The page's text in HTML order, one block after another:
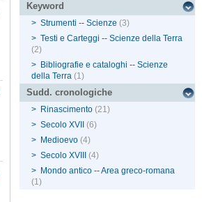
Keyword
> Strumenti -- Scienze (3)
> Testi e Carteggi -- Scienze della Terra
(2)
> Bibliografie e cataloghi -- Scienze
della Terra (1)
Sudd. cronologiche
> Rinascimento (21)
> Secolo XVII
(6)
> Medioevo (4)
> Secolo XVIII
(4)
> Mondo antico -- Area greco-romana
(1)